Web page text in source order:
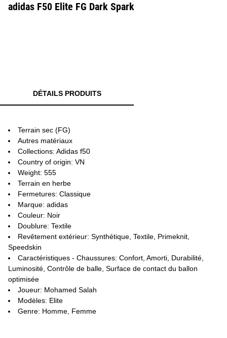
adidas F50 Elite FG Dark Spark
DÉTAILS PRODUITS
Terrain sec (FG)
Autres matériaux
Collections: Adidas f50
Country of origin: VN
Weight: 555
Terrain en herbe
Fermetures: Classique
Marque: adidas
Couleur: Noir
Doublure: Textile
Revêtement extérieur: Synthétique, Textile, Primeknit,
Speedskin
Caractéristiques - Chaussures: Confort, Amorti, Durabilité,
Luminosité, Contrôle de balle, Surface de contact du ballon
optimisée
Joueur: Mohamed Salah
Modèles: Elite
Genre: Homme, Femme